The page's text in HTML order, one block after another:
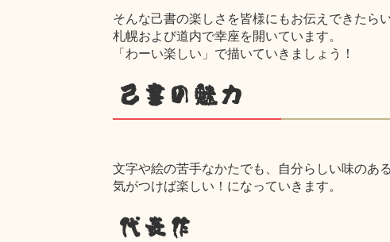
そんな己書の楽しさを皆様にもお伝えできたら
札幌および道内で幸座を開いています。
「わーい楽しい」で描いていきましょう！
己書の魅力
文字や絵の苦手なかたでも、自分らしい味のあ
気がつけば楽しい！になっていきます。
代表作